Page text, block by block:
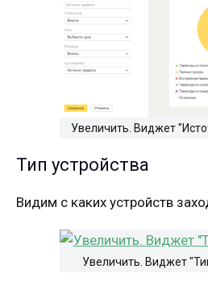
Увеличить. Виджет
Тип устройства
Видим с каких устройств
Увеличить. Виджет